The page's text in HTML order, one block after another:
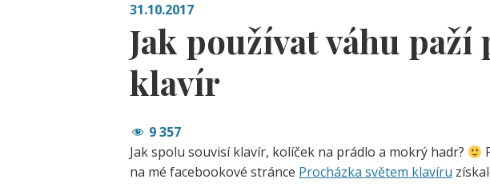
31.10.2017
Jak používat váhu
klavír
9 357
Jak spolu souvisí klavír, kolíček na prádlo a mokrý hadr?
na mé facebookové stránce Procházka světem klavíru